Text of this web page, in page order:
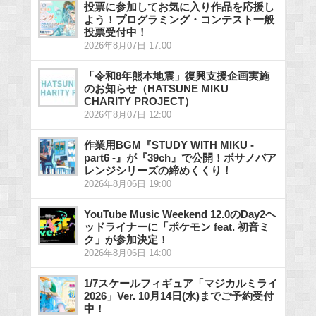
投票に参加してお気に入り作品を応援し
よう！プログラミング・コンテスト一般
投票受付中！
2026年8月07日 17:00
「令和8年熊本地震」復興支援企画実施
のお知らせ（HATSUNE MIKU
CHARITY PROJECT）
2026年8月07日 12:00
作業用BGM『STUDY WITH MIKU -
part6 -』が『39ch』で公開！ボサノバア
レンジシリーズの締めくくり！
2026年8月06日 19:00
YouTube Music Weekend 12.0のDay2ヘ
ッドライナーに「ポケモン feat. 初音ミ
ク」が参加決定！
2026年8月06日 14:00
1/7スケールフィギュア「マジカルミライ
2026」Ver. 10月14日(水)までご予約受付
中！